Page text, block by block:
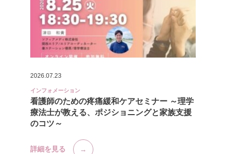
2026.07.23
インフォメーション
看護師のための疼痛緩和ケアセミナー ～理学
療法士が教える、ポジショニングと家族支援
のコツ～
詳細を見る